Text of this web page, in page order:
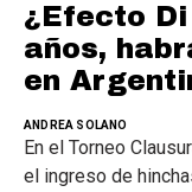
¿Efecto
años,
en
ANDREA SOLANO
En el Torneo
el ingreso de